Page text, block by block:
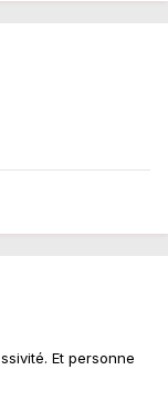
Et personne